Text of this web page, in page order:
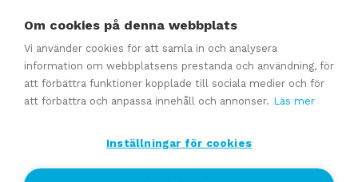
Se alla
Experttjänster
Förmedling av en företagsaffär
Generationsväxling och familjeföretagstjänster
Om cookies på denna webbplats
Vi använder cookies för att samla in och analysera
information om webbplatsens prestanda och användning, för
att förbättra funktioner kopplade till sociala medier och för
att förbättra och anpassa innehåll och annonser. Läs mer
Inställningar för cookies